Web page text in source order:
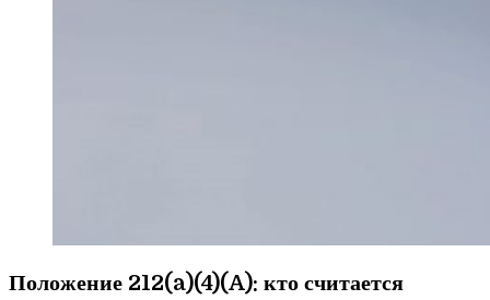
Положение 212(a)(4)(A): кто считается